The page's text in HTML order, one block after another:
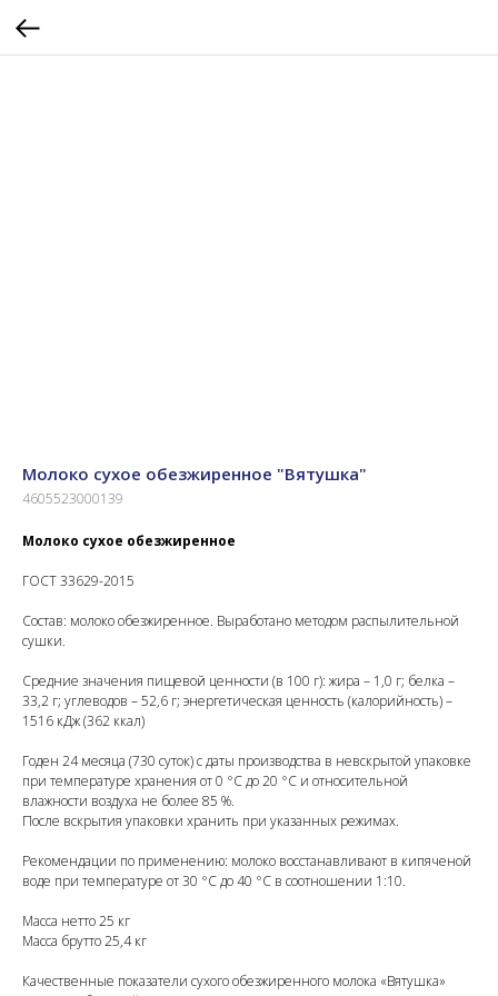
Молоко сухое обезжиренное "Вятушка"
4605523000139
Молоко сухое обезжиренное
ГОСТ 33629-2015
Состав: молоко обезжиренное. Выработано методом распылительной
сушки.
Средние значения пищевой ценности (в 100 г): жира – 1,0 г; белка –
33,2 г; углеводов – 52,6 г; энергетическая ценность (калорийность) –
1516 кДж (362 ккал)
Годен 24 месяца (730 суток) с даты производства в невскрытой упаковке
при температуре хранения от 0 °С до 20 °С и относительной
влажности воздуха не более 85 %.
После вскрытия упаковки хранить при указанных режимах.
Рекомендации по применению: молоко восстанавливают в кипяченой
воде при температуре от 30 °С до 40 °С в соотношении 1:10.
Масса нетто 25 кг
Масса брутто 25,4 кг
Качественные показатели сухого обезжиренного молока «Вятушка»